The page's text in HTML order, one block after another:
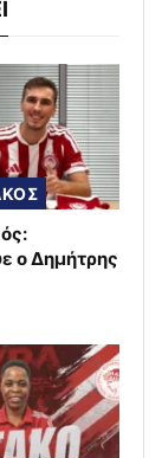
ο Δημήτρης